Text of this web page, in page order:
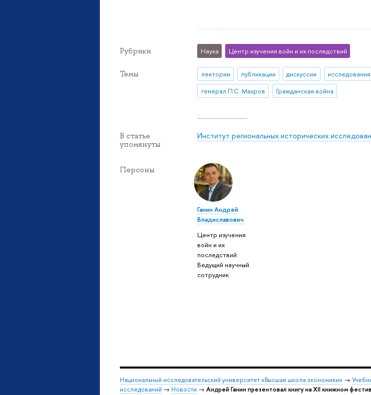
Рубрики Наука Центр изучения войн и их последствий
Темы лектории публикации дискуссии
генерал П.С. Махров
Гражданская война
В статье
упомянуты
Институт региональных исторических
Персоны
Ганин Андрей
Владиславович
Центр изучения
войн и их
последствий:
Ведущий научный
сотрудник
Национальный исследовательский университет «Высшая школа экономики» →
исследований → Новости → Андрей Ганин презентовал книгу на XII книжном